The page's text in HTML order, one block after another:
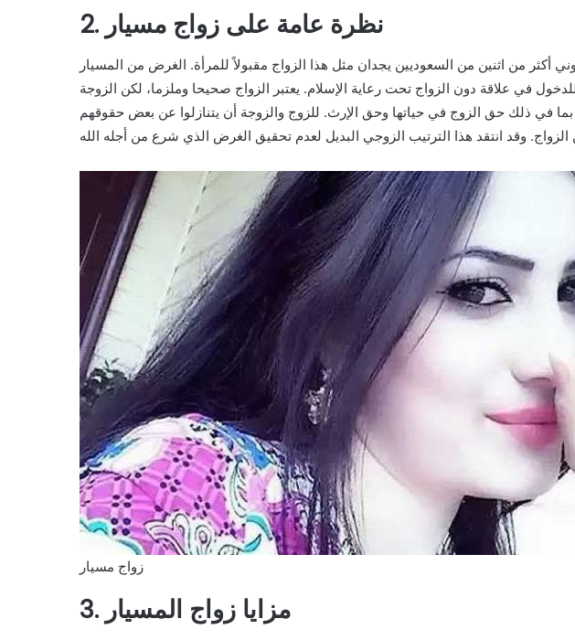
2. نظرة عامة على زواج مسيار
أكثر من اثنين من السعوديين يجدان مثل هذا الزواج مقبولاً للمرأة. الغرض من المسيار
في علاقة دون الزواج تحت رعاية الإسلام. يعتبر الزواج صحيحا وملزما، لكن الزوجة
في ذلك حق الزوج في حياتها وحق الإرث. للزوج والزوجة أن يتنازلوا عن بعض حقوقهم
زواج مسيار
3. مزايا زواج المسيار